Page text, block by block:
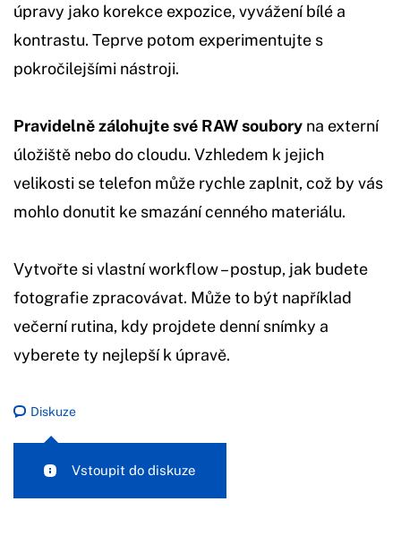
úpravy jako korekce expozice, vyvážení bílé a
kontrastu. Teprve potom experimentujte s
pokročilejšími nástroji.
Pravidelně zálohujte své RAW soubory na externí
úložiště nebo do cloudu. Vzhledem k jejich
velikosti se telefon může rychle zaplnit, což by vás
mohlo donutit ke smazání cenného materiálu.
Vytvořte si vlastní workflow – postup, jak budete
fotografie zpracovávat. Může to být například
večerní rutina, kdy projdete denní snímky a
vyberete ty nejlepší k úpravě.
Diskuze
Vstoupit do diskuze